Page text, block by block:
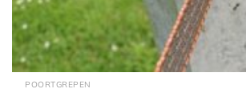
POORTGREPEN